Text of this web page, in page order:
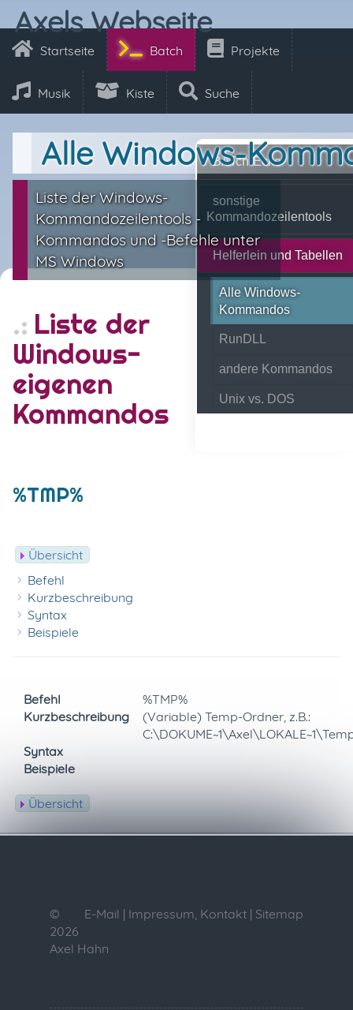
Axels Webseite
Startseite Batch Projekte
Musik Kiste Suche
BATch-Ecke
sonstige
Kommandozeilentools
Helferlein und Tabellen
Alle Windows-
Kommandos
RunDLL
andere Kommandos
Unix vs. DOS
Alle Windows-
Liste der Windows-
Kommandozeilentools -
Kommandos und -Befehle unter
MS Windows
Liste der
Windows-
eigenen
Kommandos
%TMP%
Übersicht
Befehl
Kurzbeschreibung
Syntax
Beispiele
Befehl
%TMP%
Kurzbeschreibung
(Variable) Temp-Ordner, z.B.:
Syntax
Beispiele
Übersicht
E-Mail | Impressum, Kontakt | Sitemap
©
2026
Axel Hahn